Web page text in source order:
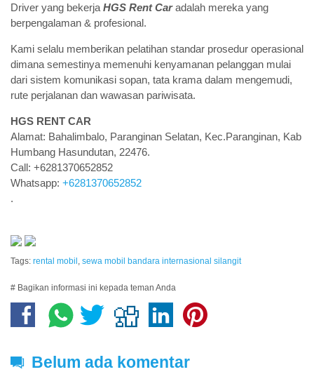
Driver yang bekerja HGS Rent Caradalah mereka yang
berpengalaman & profesional.
Kami selalu memberikan pelatihan standar prosedur operasional
dimana semestinya memenuhi kenyamanan pelanggan mulai
dari sistem komunikasi sopan, tata krama dalam mengemudi,
rute perjalanan dan wawasan pariwisata.
HGS RENT CAR
Alamat: Bahalimbalo, Paranginan Selatan, Kec.Paranginan, Kab
Humbang Hasundutan, 22476.
Call: +6281370652852
Whatsapp: +6281370652852
.
Tags: rental mobil sewa mobil bandara internasional silangit
# Bagikan informasi ini kepada teman Anda
Belum ada komentar